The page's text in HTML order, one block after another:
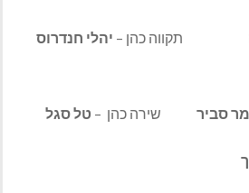
תקווה כהן – יהלי חנדרוס
סביר שירה כהן – טל סגל